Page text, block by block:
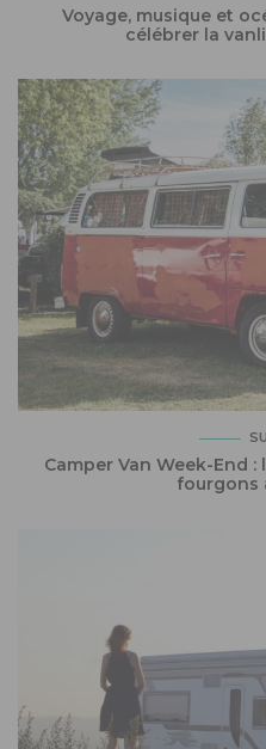
Voyage, musique et
célébrer la
Camper Van Week-End :
fourgons